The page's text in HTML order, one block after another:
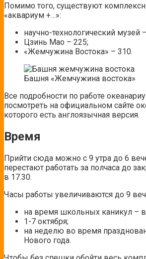
Помимо того, существуют
«аквариум +…»:
научно-технологический музей
Цзинь Мао – 225;
«Жемчужина Востока» – 310.
Башня «Жемчужина востока»
Все подробности по работе
посмотреть на официальном сайте
которого есть англоязычная версия.
Время
Прийти сюда можно с 9 утра до 6
перестают работать за полчаса до
в 17.30.
Часы работы увеличиваются до 9
на время школьных каникул –
1-7 октября;
на неделю во время
Нового года.